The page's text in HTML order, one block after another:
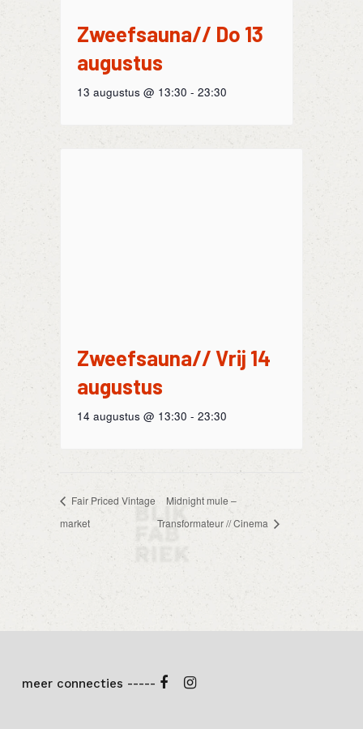
Zweefsauna// Do 13
augustus
13 augustus @ 13:30 - 23:30
Zweefsauna// Vrij 14
augustus
14 augustus @ 13:30 - 23:30
Fair Priced Vintage
market
Midnight mule –
Transformateur // Cinema
meer connecties -----